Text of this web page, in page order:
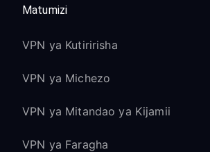
Matumizi
VPN ya Kutiririsha
VPN ya Michezo
VPN ya Mitandao ya Kijamii
VPN ya Faragha